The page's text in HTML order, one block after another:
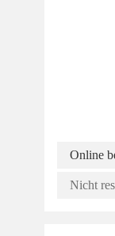
Online
Nicht